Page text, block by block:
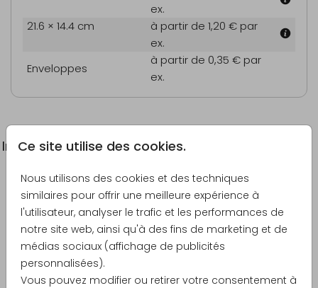
Ce site utilise des cookies.
Nous utilisons des cookies et des techniques
similaires pour offrir une meilleure expérience à
l'utilisateur, analyser le trafic et les performances de
notre site web, ainsi qu'à des fins de marketing et de
médias sociaux (affichage de publicités
personnalisées).
Vous pouvez modifier ou retirer votre consentement à
ex.
21.6 × 14.4 cm
à partir de 1,20 € par
ex.
Enveloppes
à partir de 0,35 € par
ex.
Informations du produit
Description
Carte de remerciement de naissance en noir et
blanc.
Créateur
Pretty Orange